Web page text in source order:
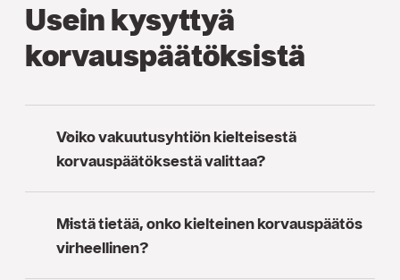
Usein kysyttyä
korvauspäätöksistä
Voiko vakuutusyhtiön kielteisestä
korvauspäätöksestä valittaa?
Mistä tietää, onko kielteinen korvauspäätös
virheellinen?